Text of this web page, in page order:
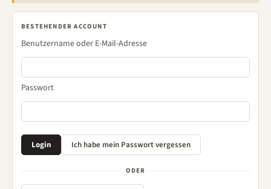
BESTEHENDER ACCOUNT
Benutzername oder E-Mail-Adresse
Passwort
ODER